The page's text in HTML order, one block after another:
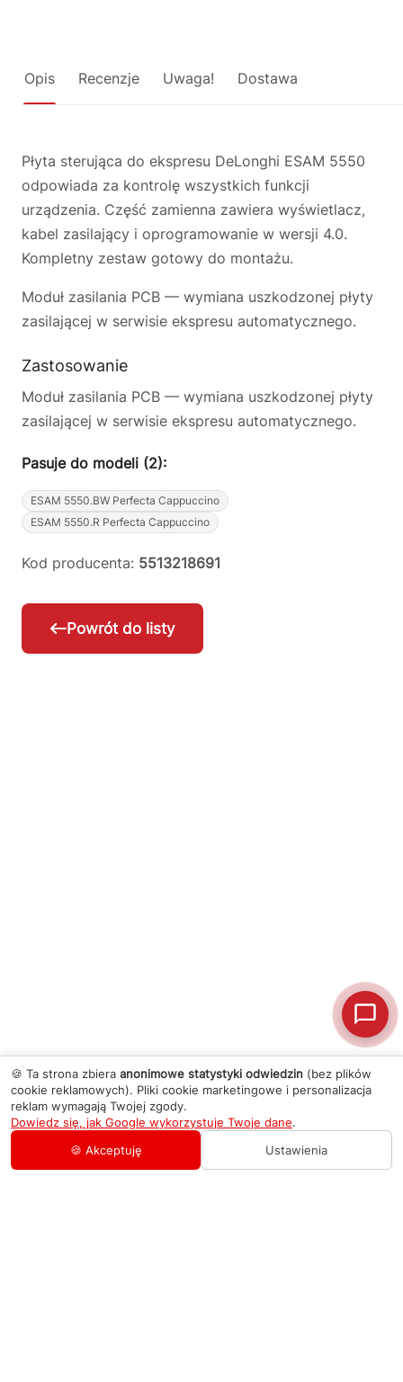
Opis Recenzje Uwaga! Dostawa
Płyta sterująca do ekspresu DeLonghi ESAM 5550
odpowiada za kontrolę wszystkich funkcji
urządzenia. Część zamienna zawiera wyświetlacz,
kabel zasilający i oprogramowanie w wersji 4.0.
Kompletny zestaw gotowy do montażu.
Moduł zasilania PCB — wymiana uszkodzonej płyty
zasilającej w serwisie ekspresu automatycznego.
Zastosowanie
Moduł zasilania PCB — wymiana uszkodzonej płyty
zasilającej w serwisie ekspresu automatycznego.
Pasuje do modeli (2):
ESAM 5550.BW Perfecta Cappuccino
ESAM 5550.R Perfecta Cappuccino
Kod producenta: 5513218691
Powrót do listy
🍪 Ta strona zbiera anonimowe statystyki odwiedzin (bez plików
cookie reklamowych). Pliki cookie marketingowe i personalizacja
reklam wymagają Twojej zgody.
Dowiedz się, jak Google wykorzystuje Twoje dane.
🍪 Akceptuję
Ustawienia